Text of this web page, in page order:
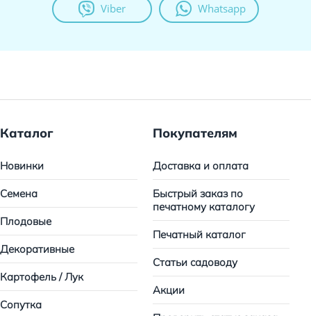
Viber Whatsapp
Каталог
Новинки
Семена
Плодовые
Декоративные
Картофель / Лук
Сопутка
Покупателям
Доставка и оплата
Быстрый заказ по
печатному каталогу
Печатный каталог
Статьи садоводу
Акции